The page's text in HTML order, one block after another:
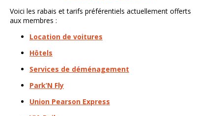
Voici les rabais et tarifs préférentiels actuellement offerts
aux membres :
Location de voitures
Hôtels
Services de déménagement
Park’N Fly
Union Pearson Express